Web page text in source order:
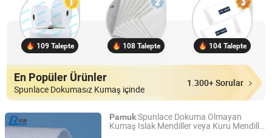
109 Talepte 108 Talepte 104 Talepte
En Popüler Ürünler
Spunlace Dokumasız Kumaş içinde
1.300+ Sorular
PamukSpunlace Dokuma Olmayan
Kumaş Islak Mendiller veya Kuru Mendiller
Huzhou Raylane New Materials Co., Ltd